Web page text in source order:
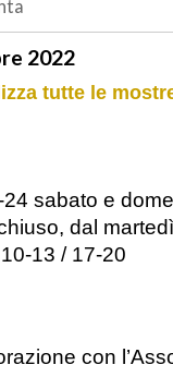
2022
tutte le
sabato e
dal
13 / 17-20
con